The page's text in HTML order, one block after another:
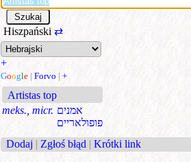
Hiszpański ⇄
+
Google | Forvo | +
Artistas top
meks., micr. אמנים
פופולאריים
Dodaj | Zgłoś błąd | Krótki link